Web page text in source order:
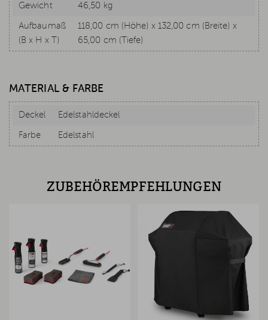
Gewicht 46,50 kg
Aufbaumaß
(B x H x T)
118,00 cm (Höhe) x 132,00 cm (Breite) x
65,00 cm (Tiefe)
MATERIAL & FARBE
Deckel Edelstahldeckel
Farbe Edelstahl
ZUBEHÖREMPFEHLUNGEN